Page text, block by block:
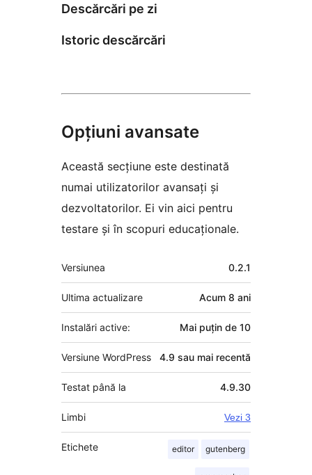
Descărcări pe zi
Istoric descărcări
Opțiuni avansate
Această secțiune este destinată
numai utilizatorilor avansați și
dezvoltatorilor. Ei vin aici pentru
testare și în scopuri educaționale.
Meta
Versiunea 0.2.1
Ultima actualizare Acum 8 ani
Instalări active: Mai puțin de 10
Versiune WordPress 4.9 sau mai recentă
Testat până la 4.9.30
Limbi Vezi 3
Etichete editor gutenberg